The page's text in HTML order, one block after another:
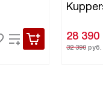
28 390
32 390руб.